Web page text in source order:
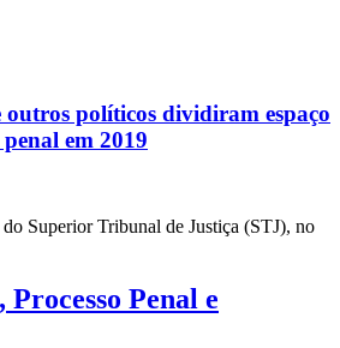
políticos dividiram espaço
em 2019
Superior Tribunal de Justiça (STJ), no
Penal e